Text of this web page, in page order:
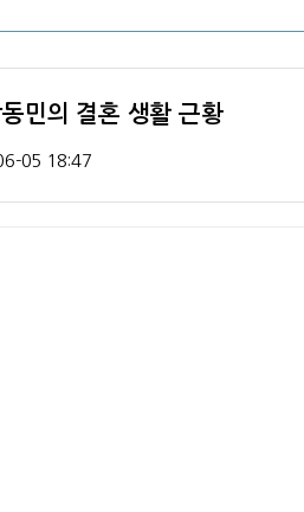
민의 결혼 생활 근황
05 18:47